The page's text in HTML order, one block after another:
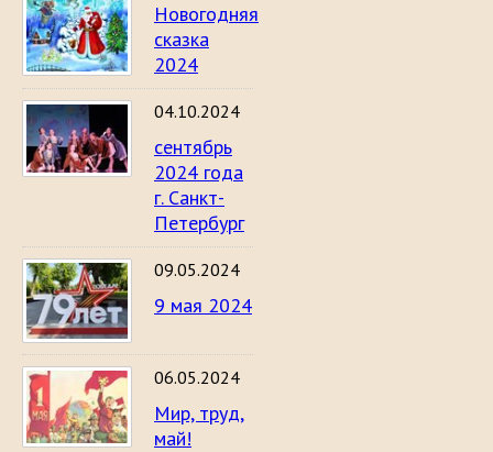
Новогодняя
сказка
2024
04.10.2024
сентябрь
2024 года
г. Санкт-
Петербург
09.05.2024
9 мая 2024
06.05.2024
Мир, труд,
май!